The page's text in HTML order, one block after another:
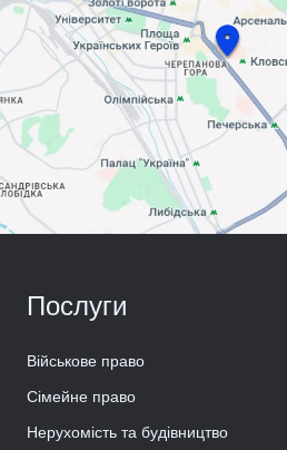
Послуги
Військове право
Сімейне право
Нерухомість та будівництво